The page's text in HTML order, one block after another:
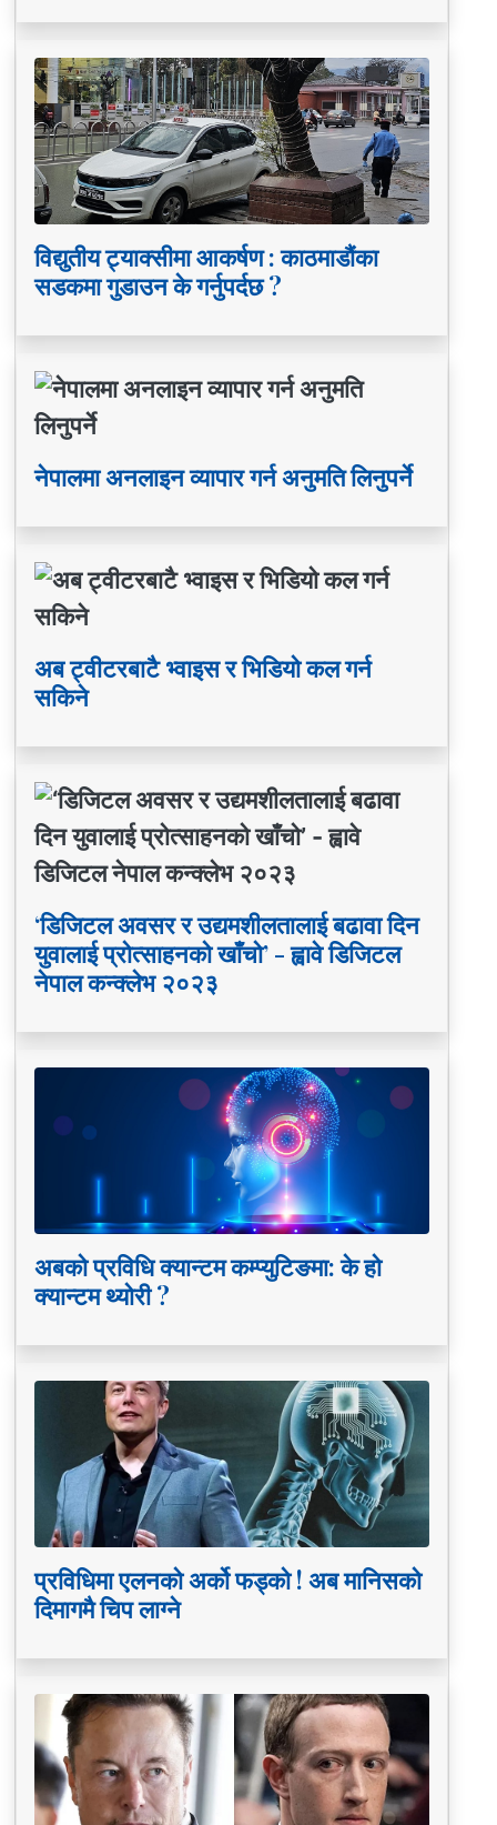
विद्युतीय ट्याक्सीमा आकर्षण : काठमाडौंका
सडकमा गुडाउन के गर्नुपर्दछ ?
नेपालमा अनलाइन व्यापार गर्न अनुमति लिनुपर्ने
अब ट्वीटरबाटै भ्वाइस र भिडियो कल गर्न
सकिने
‘डिजिटल अवसर र उद्यमशीलतालाई बढावा दिन
युवालाई प्रोत्साहनको खाँचो’ - ह्वावे डिजिटल
नेपाल कन्क्लेभ २०२३
अबको प्रविधि क्यान्टम कम्प्युटिङमा: के हो
क्यान्टम थ्योरी ?
प्रविधिमा एलनको अर्को फड्को ! अब मानिसको
दिमागमै चिप लाग्ने